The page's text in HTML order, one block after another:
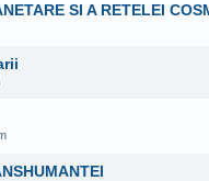
SI A RETELEI